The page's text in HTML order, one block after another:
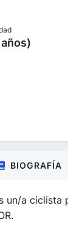
BIOGRAFÍA
un/a ciclista